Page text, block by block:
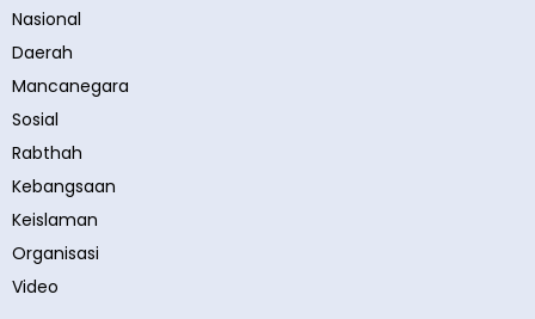
Nasional
Daerah
Mancanegara
Sosial
Rabthah
Kebangsaan
Keislaman
Organisasi
Video